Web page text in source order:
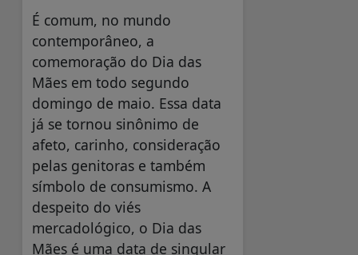
É comum, no mundo
contemporâneo, a
comemoração do Dia das
Mães em todo segundo
domingo de maio. Essa data
já se tornou sinônimo de
afeto, carinho, consideração
pelas genitoras e também
símbolo de consumismo. A
despeito do viés
mercadológico, o Dia das
Mães é uma data de singular